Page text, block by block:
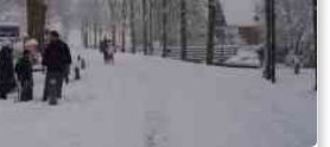
fan '60 fuotten (goed 18
yn it jier 1672 - op in ' bid '
tongerslach de spits der
der yn 1685 in houten spits